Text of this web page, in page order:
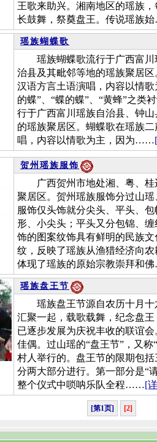
王歌来助兴。湘南地区的瑶族
长鼓舞，祭奠盘王。传说瑶族
瑶族蝴蝶歌
瑶族蝴蝶歌流行于广西富川
治县及其毗邻等地的瑶族聚居
汉语方言土语演唱，内容以情
的蝶”、“蝶的蝶”、“黄蜂”之类
行于广西富川瑶族自治县、钟
的瑶族聚居区。蝴蝶歌在瑶族
唱，内容以情歌为主，因为……
贺州瑶族服饰
广西贺州市地处湘、粤、桂
聚居区。贺州瑶族服饰分过山
服饰仅头饰就分尖头、平头、
形、小尖头；平头又分包锦、
饰的图案纹饰具有鲜明的民族
纹，反映了瑶族从渔猎经济向
体现了瑶族的原始宗教崇拜和
瑶族盘王节
瑶族盘王节源自农历十月十
汇聚一起，载歌载舞，纪念盘
已逐步发展为庆祝丰收的联谊
佳偶。过山瑶的“盘王节”，又
村人举行的。盘王节的限期包
分两大部分进行。第一部分是“
整个仪式中唢呐乐队全程……[
[第1页] [2]